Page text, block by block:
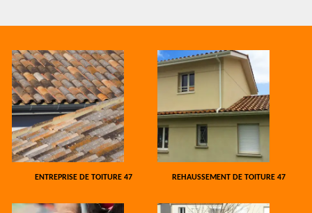
ENTREPRISE DE TOITURE 47 REHAUSSEMENT DE TOITURE 47